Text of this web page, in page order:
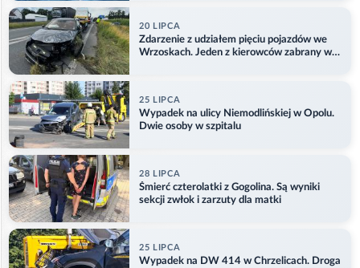
20 LIPCA
Zdarzenie z udziałem pięciu pojazdów we
Wrzoskach. Jeden z kierowców zabrany w
25 LIPCA
Wypadek na ulicy Niemodlińskiej w Opolu.
Dwie osoby w szpitalu
28 LIPCA
Śmierć czterolatki z Gogolina. Są wyniki
sekcji zwłok i zarzuty dla matki
25 LIPCA
Wypadek na DW 414 w Chrzelicach. Droga